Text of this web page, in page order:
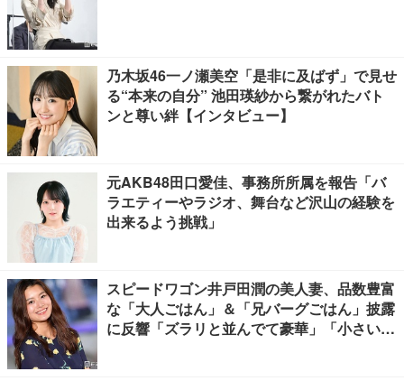
乃木坂46一ノ瀬美空「是非に及ばず」で見せ
る“本来の自分” 池田瑛紗から繋がれたバト
ンと尊い絆【インタビュー】
元AKB48田口愛佳、事務所所属を報告「バ
ラエティーやラジオ、舞台など沢山の経験を
出来るよう挑戦」
スピードワゴン井戸田潤の美人妻、品数豊富
な「大人ごはん」＆「兄バーグごはん」披露
に反響「ズラリと並んでて豪華」「小さい海